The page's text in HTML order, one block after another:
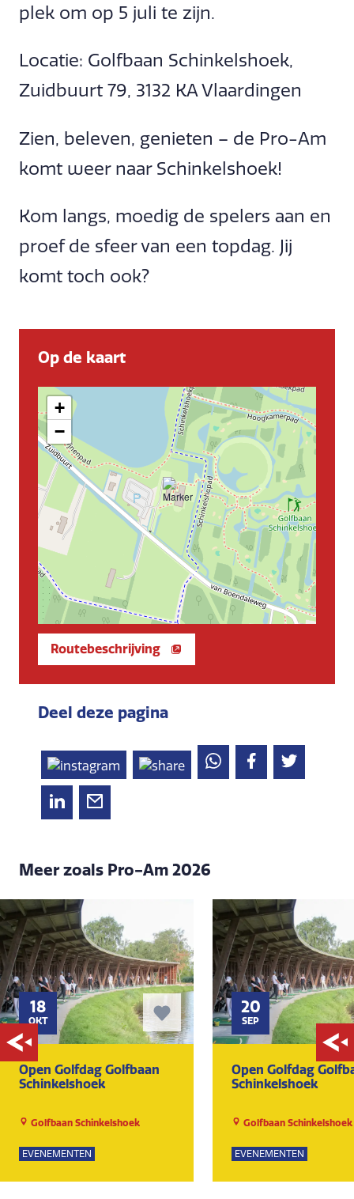
plek om op 5 juli te zijn.
Locatie: Golfbaan Schinkelshoek,
Zuidbuurt 79, 3132 KA Vlaardingen
Zien, beleven, genieten – de Pro-Am
komt weer naar Schinkelshoek!
Kom langs, moedig de spelers aan en
proef de sfeer van een topdag. Jij
komt toch ook?
Op de kaart
+
−
Routebeschrijving
Deel deze pagina
Meer zoals Pro-Am 2026
18
OKT
Open Golfdag Golfbaan
Schinkelshoek
Golfbaan Schinkelshoek
EVENEMENTEN
20
SEP
Open Golfdag
Schinkelshoek
Golfbaan Schinkelshoek
EVENEMENTEN